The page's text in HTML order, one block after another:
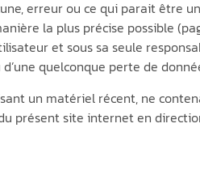
erreur ou ce qui parait être
la plus précise possible
et sous sa seule
quelconque perte de
un matériel récent, ne
présent site internet en